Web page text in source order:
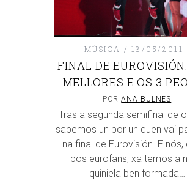
MÚSICA 13/05/2011
FINAL DE
MELLORES E OS 3
PORANA BULNES
Tras a segunda semifinal de
sabemos un por un quen vai
na final de Eurovisión. E
bos eurofans, xa temos a
quiniela ben formada…